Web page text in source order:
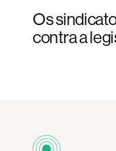
Os
contra a